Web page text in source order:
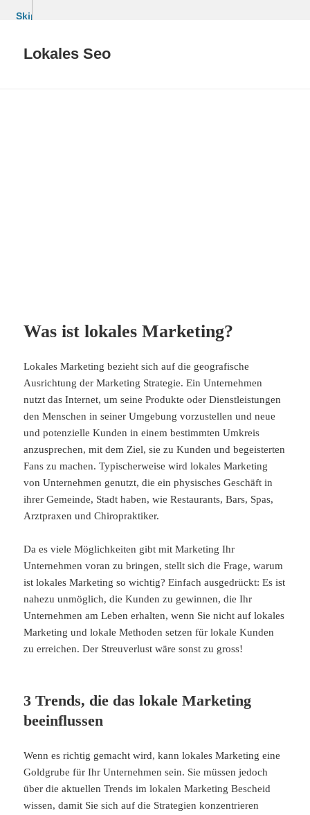
Skip
Lokales Seo
Was ist lokales Marketing?
Lokales Marketing bezieht sich auf die geografische
Ausrichtung der Marketing Strategie. Ein Unternehmen
nutzt das Internet, um seine Produkte oder Dienstleistungen
den Menschen in seiner Umgebung vorzustellen und neue
und potenzielle Kunden in einem bestimmten Umkreis
anzusprechen, mit dem Ziel, sie zu Kunden und begeisterten
Fans zu machen. Typischerweise wird lokales Marketing
von Unternehmen genutzt, die ein physisches Geschäft in
ihrer Gemeinde, Stadt haben, wie Restaurants, Bars, Spas,
Arztpraxen und Chiropraktiker.
Da es viele Möglichkeiten gibt mit Marketing Ihr
Unternehmen voran zu bringen, stellt sich die Frage, warum
ist lokales Marketing so wichtig? Einfach ausgedrückt: Es ist
nahezu unmöglich, die Kunden zu gewinnen, die Ihr
Unternehmen am Leben erhalten, wenn Sie nicht auf lokales
Marketing und lokale Methoden setzen für lokale Kunden
zu erreichen. Der Streuverlust wäre sonst zu gross!
3 Trends, die das lokale Marketing
beeinflussen
Wenn es richtig gemacht wird, kann lokales Marketing eine
Goldgrube für Ihr Unternehmen sein. Sie müssen jedoch
über die aktuellen Trends im lokalen Marketing Bescheid
wissen, damit Sie sich auf die Strategien konzentrieren